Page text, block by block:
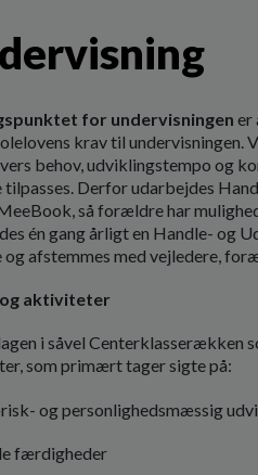
for undervisningen er
krav til
behov, udviklingstempo og
tilpasses. Derfor udarbejdes
så forældre har
én gang årligt en Handle- og
og afstemmes med vejledere,
aktiviteter
i såvel Centerklasserækken
som primært tager sigte på:
og personlighedsmæssig
færdigheder